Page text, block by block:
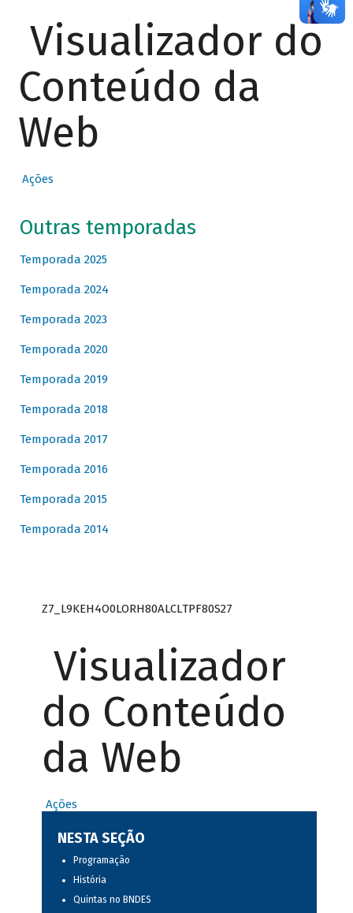
Visualizador do
Conteúdo da
Web
Ações
Outras temporadas
Temporada 2025
Temporada 2024
Temporada 2023
Temporada 2020
Temporada 2019
Temporada 2018
Temporada 2017
Temporada 2016
Temporada 2015
Temporada 2014
Z7_L9KEH4O0LORH80ALCLTPF80S27
Visualizador
do Conteúdo
da Web
Ações
NESTA SEÇÃO
Programação
História
Quintas no BNDES